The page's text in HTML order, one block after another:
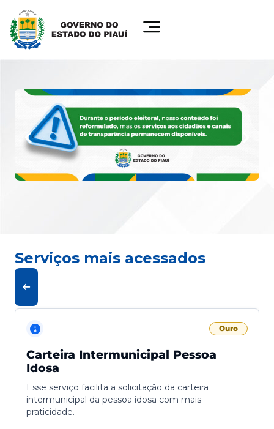
Serviços mais acessados
Ouro
Carteira Intermunicipal Pessoa
Idosa
Esse serviço facilita a solicitação da carteira
intermunicipal da pessoa idosa com mais
praticidade.